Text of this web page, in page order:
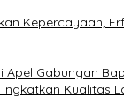
Kepercayaan,
Apel Gabungan
Kualitas